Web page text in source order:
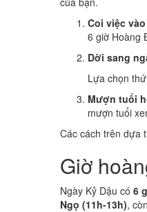
Coi việc
6 giờ Hoàng
Dời sang
Lựa chọn
Mượn tuổi
mượn tuổi
Các cách trên dựa
Giờ
Ngày Kỷ Dậu có 6
Ngọ (11h-13h),